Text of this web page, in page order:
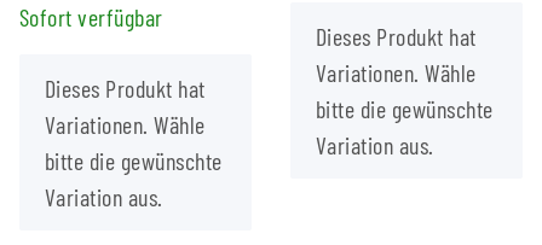
Sofort verfügbar
x
Dieses Produkt hat
Variationen. Wähle
bitte die gewünschte
Variation aus.
x
Dieses Produkt hat
Variationen. Wähle
bitte die gewünschte
Variation aus.